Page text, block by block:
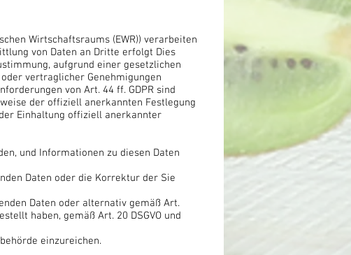
Wirtschaftsraums (EWR)) verarbeiten
von Daten an Dritte erfolgt Dies
aufgrund einer gesetzlichen
vertraglicher Genehmigungen
von Art. 44 ff. GDPR sind
der offiziell anerkannten Festlegung
Einhaltung offiziell anerkannter
und Informationen zu diesen Daten
Daten oder die Korrektur der Sie
Daten oder alternativ gemäß Art.
haben, gemäß Art. 20 DSGVO und
einzureichen.